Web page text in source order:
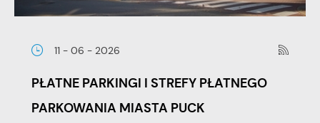
11 - 06 - 2026
PŁATNE PARKINGI I STREFY PŁATNEGO
PARKOWANIA MIASTA PUCK